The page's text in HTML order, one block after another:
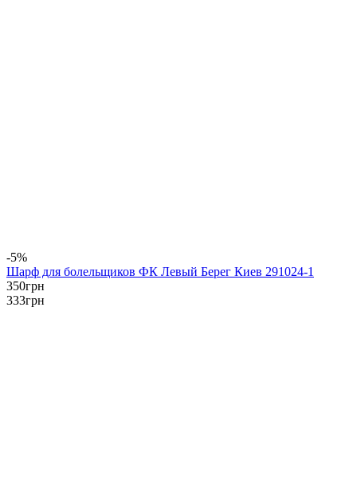
-5%
Шарф для болельщиков ФК Левый Берег Киев 291024-1
350грн
333грн